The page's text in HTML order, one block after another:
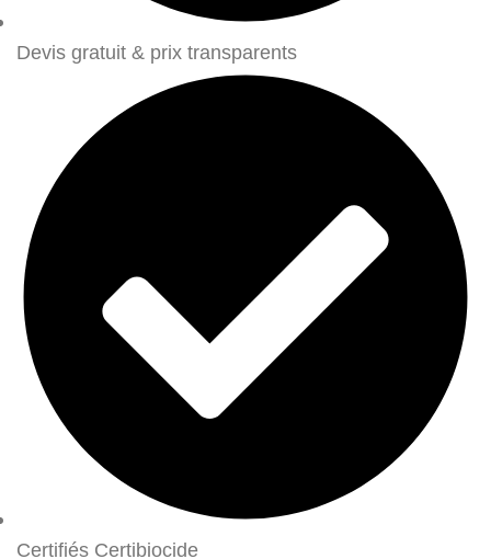
Devis gratuit & prix transparents
Certifiés Certibiocide